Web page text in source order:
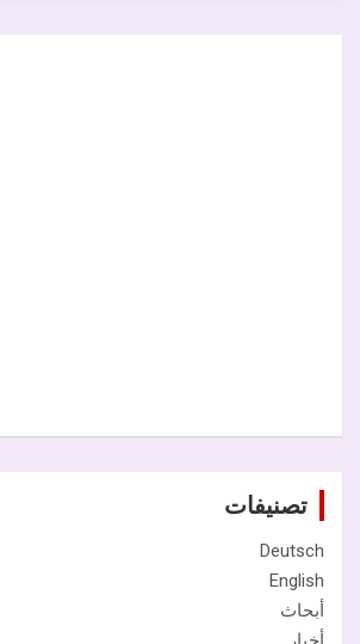
تصنيفات
Deutsch
English
أبحاث